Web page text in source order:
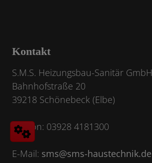
Kontakt
S.M.S. Heizungsbau-Sanitär GmbH
Bahnhofstraße 20
39218 Schönebeck (Elbe)
Telefon: 03928 4181300
E-Mail: sms@sms-haustechnik.de